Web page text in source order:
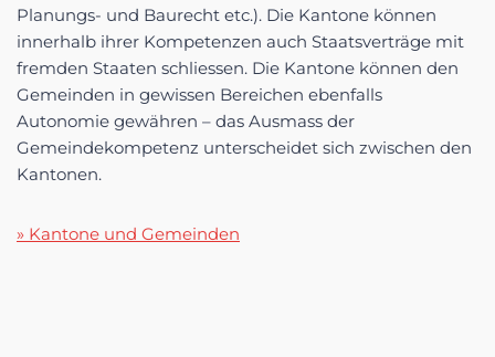
Planungs- und Baurecht etc.). Die Kantone können
innerhalb ihrer Kompetenzen auch Staatsverträge mit
fremden Staaten schliessen. Die Kantone können den
Gemeinden in gewissen Bereichen ebenfalls
Autonomie gewähren – das Ausmass der
Gemeindekompetenz unterscheidet sich zwischen den
Kantonen.
» Kantone und Gemeinden